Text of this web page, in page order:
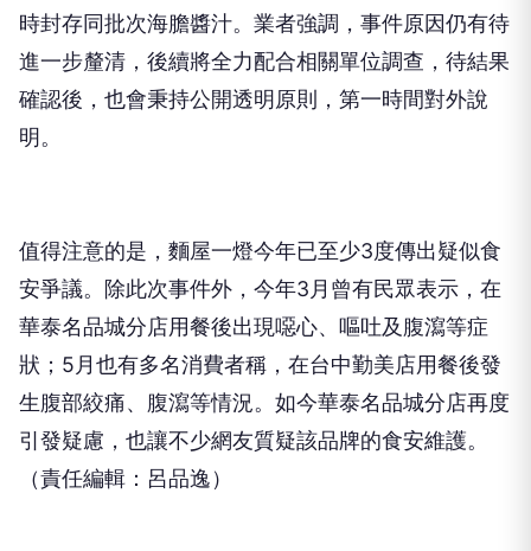
時封存同批次海膽醬汁。業者強調，事件原因仍有待
進一步釐清，後續將全力配合相關單位調查，待結果
確認後，也會秉持公開透明原則，第一時間對外說
明。
值得注意的是，麵屋一燈今年已至少3度傳出疑似食
安爭議。除此次事件外，今年3月曾有民眾表示，在
華泰名品城分店用餐後出現噁心、嘔吐及腹瀉等症
狀；5月也有多名消費者稱，在台中勤美店用餐後發
生腹部絞痛、腹瀉等情況。如今華泰名品城分店再度
引發疑慮，也讓不少網友質疑該品牌的食安維護。
（責任編輯：呂品逸）